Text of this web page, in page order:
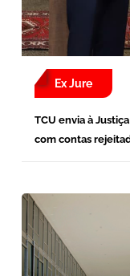
Ex Jure
TCU envia à
com contas